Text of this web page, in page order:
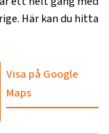
Här kan du hitta
Visa på Google
Maps